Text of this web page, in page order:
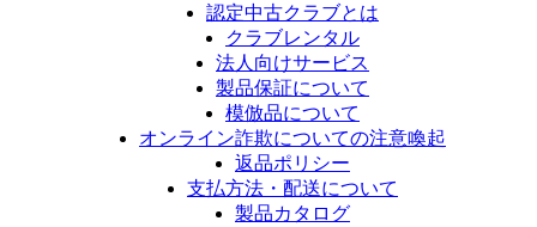
認定中古クラブとは
クラブレンタル
法人向けサービス
製品保証について
模倣品について
オンライン詐欺についての注意喚起
返品ポリシー
支払方法・配送について
製品カタログ